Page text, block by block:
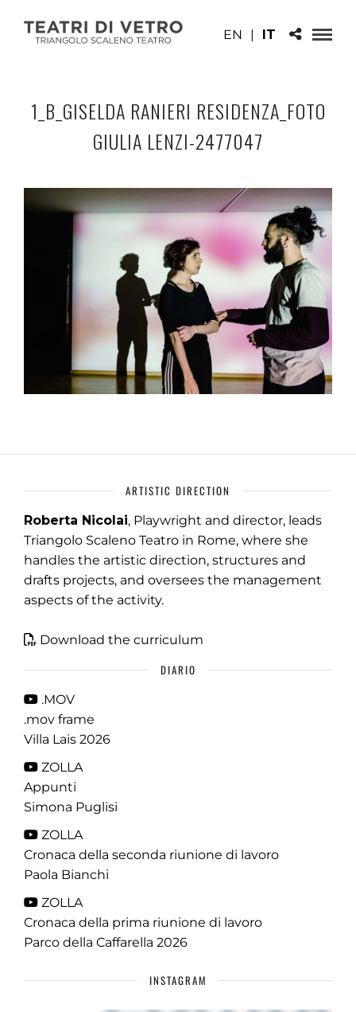
EN | IT
1_B_GISELDA RANIERI RESIDENZA_FOTO
GIULIA LENZI-2477047
ARTISTIC DIRECTION
Roberta Nicolai, Playwright and director, leads
Triangolo Scaleno Teatro in Rome, where she
handles the artistic direction, structures and
drafts projects, and oversees the management
aspects of the activity.
Download the curriculum
DIARIO
.MOV
.mov frame
Villa Lais 2026
ZOLLA
Appunti
Simona Puglisi
ZOLLA
Cronaca della seconda riunione di lavoro
Paola Bianchi
ZOLLA
Cronaca della prima riunione di lavoro
Parco della Caffarella 2026
INSTAGRAM